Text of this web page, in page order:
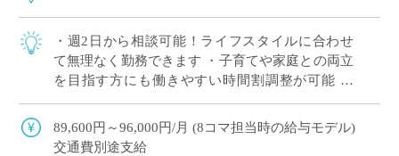
・週2日から相談可能！ライフスタイルに合わせ
て無理なく勤務できます ・子育てや家庭との両立
を目指す方にも働きやすい時間割調整が可能 ・
・中野エリアでアクセス良好。通勤負担を抑 […]
89,600円～96,000円/月 (8コマ担当時の給与モデル)
交通費別途支給